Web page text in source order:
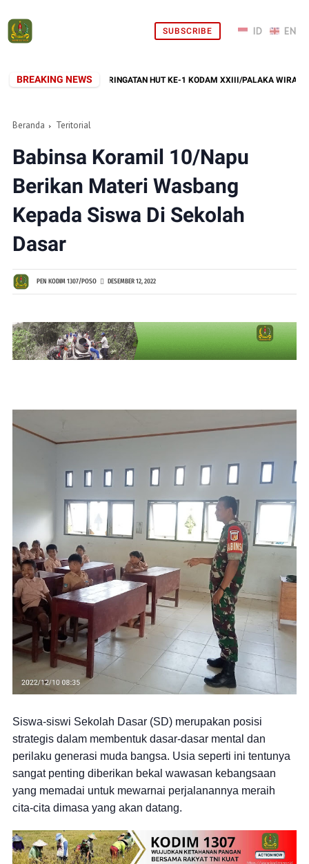
SUBSCRIBE
BREAKING NEWS
RANGKAIAN PERINGATAN HUT KE-1 KODAM XXIII/PALAKA WIRA
Beranda Teritorial
Babinsa Koramil 10/Napu
Berikan Materi Wasbang
Kepada Siswa Di Sekolah
Dasar
PEN KODIM 1307/POSO DESEMBER 12, 2022
Siswa-siswi Sekolah Dasar (SD) merupakan posisi
strategis dalam membentuk dasar-dasar mental dan
perilaku generasi muda bangsa. Usia seperti ini tentunya
sangat penting diberikan bekal wawasan kebangsaan
yang memadai untuk mewarnai perjalanannya meraih
cita-cita dimasa yang akan datang.